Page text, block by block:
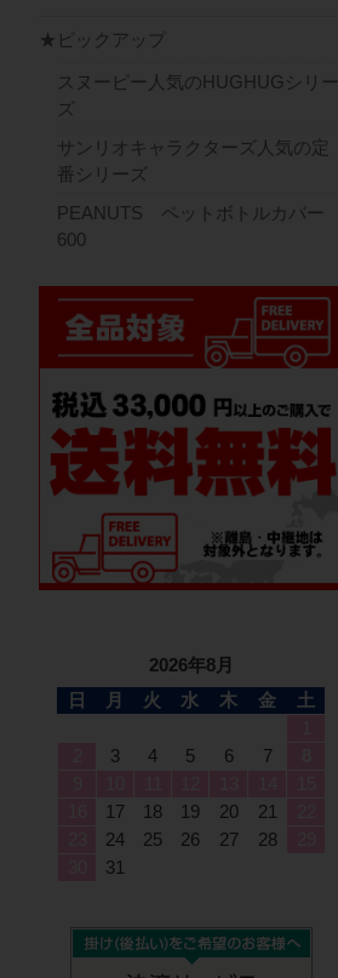
★ピックアップ
スヌーピー人気のHUGHUGシリー
ズ
サンリオキャラクターズ人気の定
番シリーズ
PEANUTS ペットボトルカバー
600
2026年8月
日
月 火 水 木 金
土
3 4 5 6 7
17 18 19 20 21
24 25 26 27 28
31